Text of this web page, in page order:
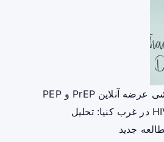
ارزیابی هزینه‌اثربخشی عرضه آنلاین PrEP و PEP
برای پیشگیری از HIV در غرب کنیا: تحلیل
جدید